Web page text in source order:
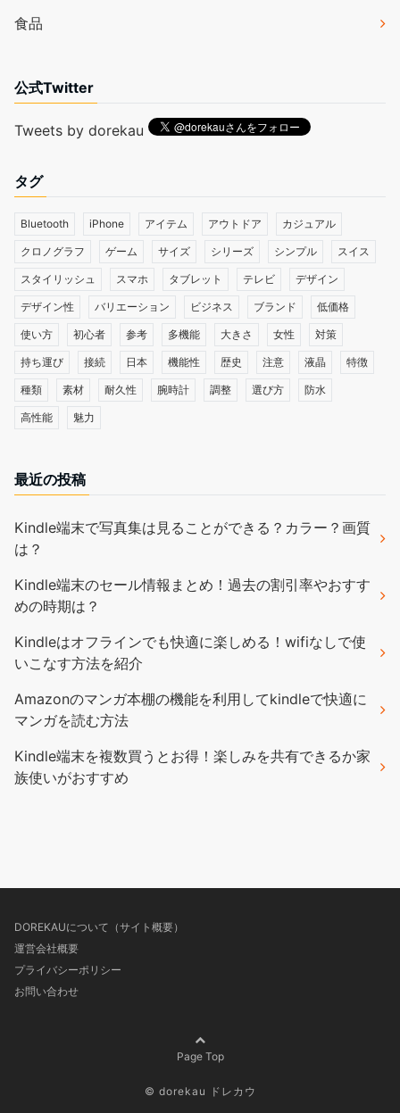
食品
公式Twitter
Tweets by dorekau
タグ
Bluetooth iPhone アイテム アウトドア カジュアル
クロノグラフ ゲーム サイズ シリーズ シンプル スイス
スタイリッシュ スマホ タブレット テレビ デザイン
デザイン性 バリエーション ビジネス ブランド 低価格
使い方 初心者 参考 多機能 大きさ 女性 対策
持ち運び 接続 日本 機能性 歴史 注意 液晶 特徴
種類 素材 耐久性 腕時計 調整 選び方 防水
高性能 魅力
最近の投稿
Kindle端末で写真集は見ることができる？カラー？画質
は？
Kindle端末のセール情報まとめ！過去の割引率やおすす
めの時期は？
Kindleはオフラインでも快適に楽しめる！wifiなしで使
いこなす方法を紹介
Amazonのマンガ本棚の機能を利用してkindleで快適に
マンガを読む方法
Kindle端末を複数買うとお得！楽しみを共有できるか家
族使いがおすすめ
DOREKAUについて（サイト概要）
運営会社概要
プライバシーポリシー
お問い合わせ
Page Top
© dorekau ドレカウ